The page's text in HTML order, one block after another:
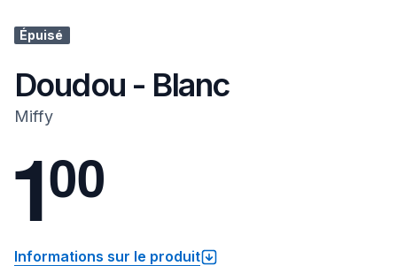
Épuisé
Doudou - Blanc
Miffy
100
Informations sur le produit